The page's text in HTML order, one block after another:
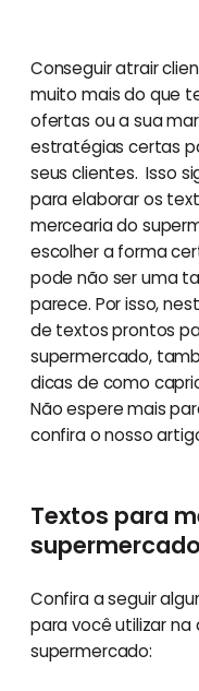
Conseguir atrair
muito mais do que
ofertas ou a sua
estratégias certas
seus clientes. Isso
para elaborar os
mercearia do
escolher a forma
pode não ser uma
parece. Por isso,
de textos prontos
supermercado,
dicas de como
Não espere mais
confira o nosso
Textos para
supermercado
Confira a seguir
para você utilizar
supermercado: